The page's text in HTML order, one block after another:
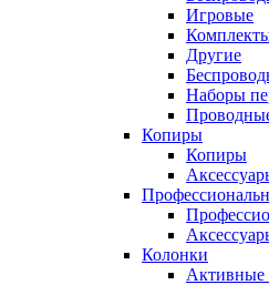
Игровые
Другие
Наборы
Копиры
Копиры
Колонки
Активные